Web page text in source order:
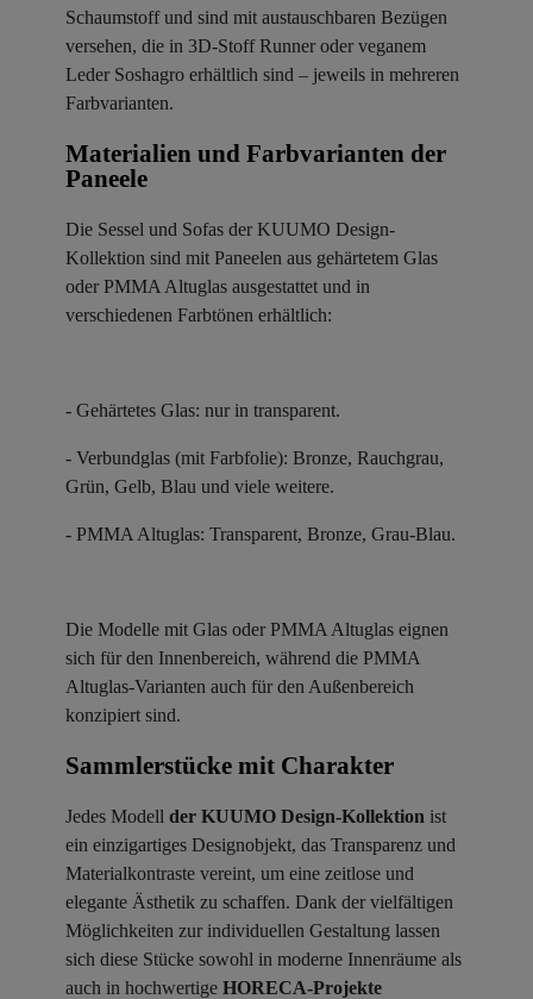
Schaumstoff und sind mit austauschbaren Bezügen
versehen, die in 3D-Stoff Runner oder veganem
Leder Soshagro erhältlich sind – jeweils in mehreren
Farbvarianten.
Materialien und Farbvarianten der
Paneele ​
Die Sessel und Sofas der KUUMO Design-
Kollektion sind mit Paneelen aus gehärtetem Glas
oder PMMA Altuglas ausgestattet und in
verschiedenen Farbtönen erhältlich:
- Gehärtetes Glas: nur in transparent.
- Verbundglas (mit Farbfolie): Bronze, Rauchgrau,
Grün, Gelb, Blau und viele weitere.
- PMMA Altuglas: Transparent, Bronze, Grau-Blau.
Die Modelle mit Glas oder PMMA Altuglas eignen
sich für den Innenbereich, während die PMMA
Altuglas-Varianten auch für den Außenbereich
konzipiert sind.
Sammlerstücke mit Charakter ​
Jedes Modell der KUUMO Design-Kollektion ist
ein einzigartiges Designobjekt, das Transparenz und
Materialkontraste vereint, um eine zeitlose und
elegante Ästhetik zu schaffen. Dank der vielfältigen
Möglichkeiten zur individuellen Gestaltung lassen
sich diese Stücke sowohl in moderne Innenräume als
auch in hochwertige HORECA-Projekte